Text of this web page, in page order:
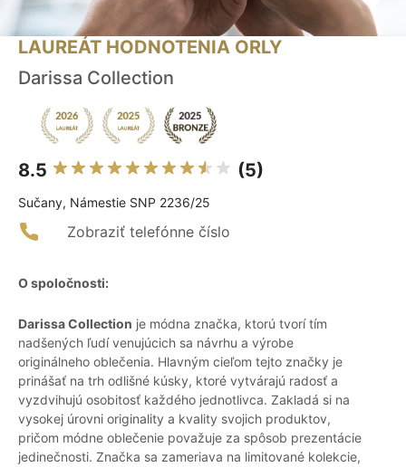
LAUREÁT HODNOTENIA ORLY
Darissa Collection
8.5 (5)
Sučany, Námestie SNP 2236/25
Zobraziť telefónne číslo
O spoločnosti:
Darissa Collection je módna značka, ktorú tvorí tím
nadšených ľudí venujúcich sa návrhu a výrobe
originálneho oblečenia. Hlavným cieľom tejto značky je
prinášať na trh odlišné kúsky, ktoré vytvárajú radosť a
vyzdvihujú osobitosť každého jednotlivca. Zakladá si na
vysokej úrovni originality a kvality svojich produktov,
pričom módne oblečenie považuje za spôsob prezentácie
jedinečnosti. Značka sa zameriava na limitované kolekcie,